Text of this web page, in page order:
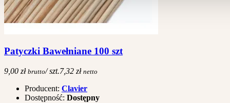
Patyczki Bawełniane 100 szt
9,00 zł brutto/ szt.7,32 zł netto
Producent: Clavier
Dostępność: Dostępny